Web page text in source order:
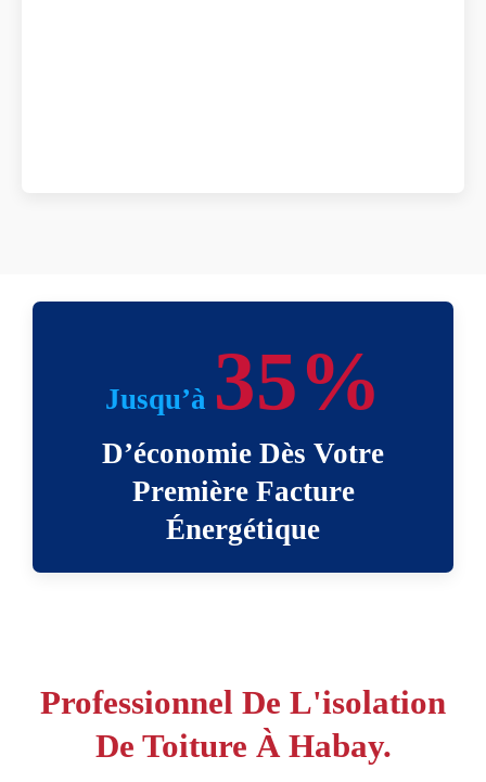
Jusqu’à 35%
D’économie Dès Votre
Première Facture
Énergétique
Professionnel De L'isolation
De Toiture À Habay.